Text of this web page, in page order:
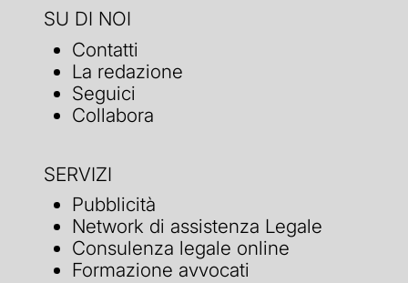
SU DI NOI
Contatti
La redazione
Seguici
Collabora
SERVIZI
Pubblicità
Network di assistenza Legale
Consulenza legale online
Formazione avvocati